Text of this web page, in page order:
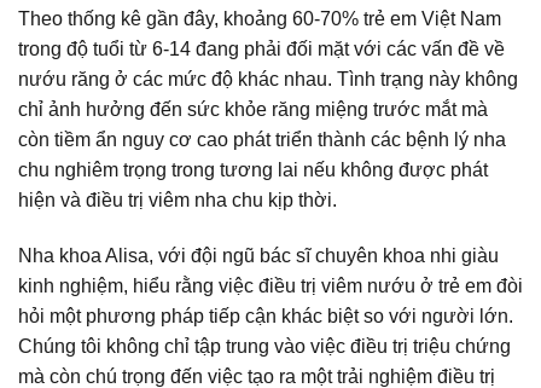
Theo thống kê gần đây, khoảng 60-70% trẻ em Việt Nam
trong độ tuổi từ 6-14 đang phải đối mặt với các vấn đề về
nướu răng ở các mức độ khác nhau. Tình trạng này không
chỉ ảnh hưởng đến sức khỏe răng miệng trước mắt mà
còn tiềm ẩn nguy cơ cao phát triển thành các bệnh lý nha
chu nghiêm trọng trong tương lai nếu không được phát
hiện và điều trị viêm nha chu kịp thời.
Nha khoa Alisa, với đội ngũ bác sĩ chuyên khoa nhi giàu
kinh nghiệm, hiểu rằng việc điều trị viêm nướu ở trẻ em đòi
hỏi một phương pháp tiếp cận khác biệt so với người lớn.
Chúng tôi không chỉ tập trung vào việc điều trị triệu chứng
mà còn chú trọng đến việc tạo ra một trải nghiệm điều trị